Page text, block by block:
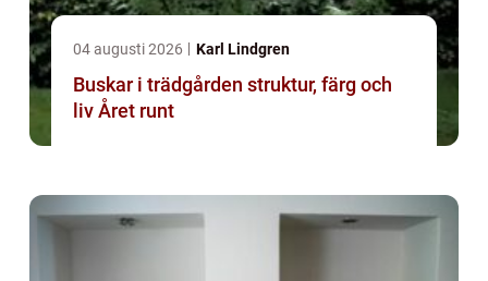
04 augusti 2026 Karl Lindgren
Buskar i trädgården struktur, färg och
liv Året runt